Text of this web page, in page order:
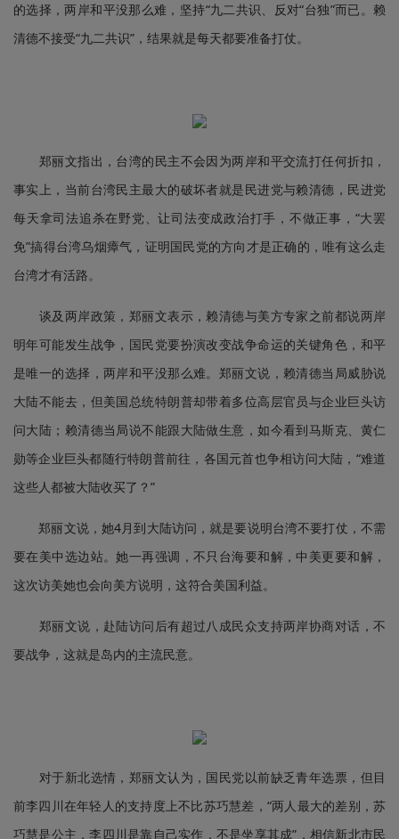
的选择，两岸和平没那么难，坚持“九二共识、反对“台独”而已。赖
清德不接受“九二共识”，结果就是每天都要准备打仗。
郑丽文指出，台湾的民主不会因为两岸和平交流打任何折扣，
事实上，当前台湾民主最大的破坏者就是民进党与赖清德，民进党
每天拿司法追杀在野党、让司法变成政治打手，不做正事，“大罢
免”搞得台湾乌烟瘴气，证明国民党的方向才是正确的，唯有这么走
台湾才有活路。
谈及两岸政策，郑丽文表示，赖清德与美方专家之前都说两岸
明年可能发生战争，国民党要扮演改变战争命运的关键角色，和平
是唯一的选择，两岸和平没那么难。郑丽文说，赖清德当局威胁说
大陆不能去，但美国总统特朗普却带着多位高层官员与企业巨头访
问大陆；赖清德当局说不能跟大陆做生意，如今看到马斯克、黄仁
勋等企业巨头都随行特朗普前往，各国元首也争相访问大陆，“难道
这些人都被大陆收买了？”
郑丽文说，她4月到大陆访问，就是要说明台湾不要打仗，不需
要在美中选边站。她一再强调，不只台海要和解，中美更要和解，
这次访美她也会向美方说明，这符合美国利益。
郑丽文说，赴陆访问后有超过八成民众支持两岸协商对话，不
要战争，这就是岛内的主流民意。
对于新北选情，郑丽文认为，国民党以前缺乏青年选票，但目
前李四川在年轻人的支持度上不比苏巧慧差，“两人最大的差别，苏
巧慧是公主，李四川是靠自己实作，不是坐享其成”，相信新北市民